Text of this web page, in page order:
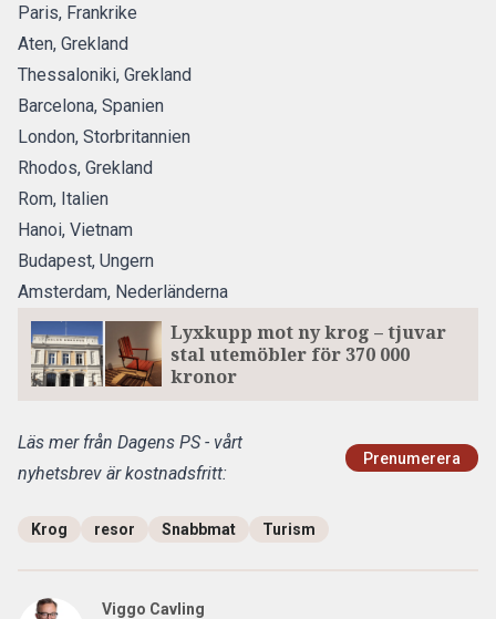
Paris, Frankrike
Aten, Grekland
Thessaloniki, Grekland
Barcelona, Spanien
London, Storbritannien
Rhodos, Grekland
Rom, Italien
Hanoi, Vietnam
Budapest, Ungern
Amsterdam, Nederländerna
Lyxkupp mot ny krog – tjuvar
stal utemöbler för 370 000
kronor
Läs mer från Dagens PS - vårt
nyhetsbrev är kostnadsfritt:
Prenumerera
Krog resor Snabbmat Turism
Viggo Cavling